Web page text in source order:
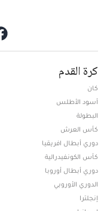
كرة القدم
كان
أسود الأطلس
البطولة
كأس العرش
دوري أبطال افريقيا
كأس الكونفيدرالية
دوري أبطال أوروبا
الدوري الأوروبي
إنجلترا